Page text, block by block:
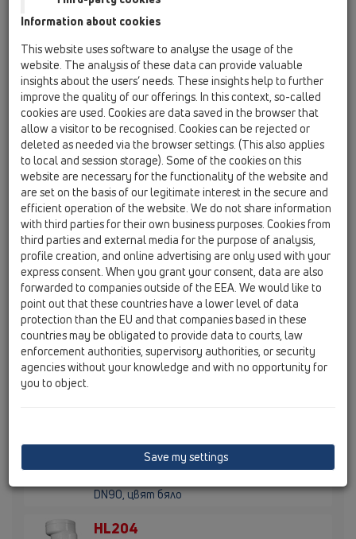
безстепенна настройка
HL200/90
08 WC/Клозети / Продукти / HL200 / HL200/90
Свързващ маншон за керамично клозетно
седало DN90, с ексцентрик до 20 мм,
безстепенна настройка
HL201/1
08 WC/Клозети / Продукти / HL201 / HL201/1
Свързващ маншон за керамично клозетно
седало DN110, но без ексцентрик
HL202
08 WC/Клозети / Продукти / HL202 / HL202
Разклонител DN110 с отклонение DN50
HL202G
08 WC/Клозети / Продукти / HL202 / HL202G
Връзка за керамично клозетно седало,
DN110
HL203/1
08 WC/Клозети / Продукти / HL203 /
HL203/90WE
DN90, цвят бяло
HL204
Information about cookies
This website uses software to analyse the usage of the
website. The analysis of these data can provide valuable
insights about the users’ needs. These insights help to further
improve the quality of our offerings. In this context, so-called
cookies are used. Cookies are data saved in the browser that
allow a visitor to be recognised. Cookies can be rejected or
deleted as needed via the browser settings. (This also applies
to local and session storage). Some of the cookies on this
website are necessary for the functionality of the website and
are set on the basis of our legitimate interest in the secure and
efficient operation of the website. We do not share information
with third parties for their own business purposes. Cookies from
third parties and external media for the purpose of analysis,
profile creation, and online advertising are only used with your
express consent. When you grant your consent, data are also
forwarded to companies outside of the EEA. We would like to
point out that these countries have a lower level of data
protection than the EU and that companies based in these
countries may be obligated to provide data to courts, law
enforcement authorities, supervisory authorities, or security
agencies without your knowledge and with no opportunity for
you to object.
Save my settings